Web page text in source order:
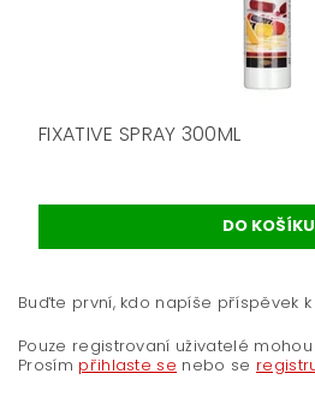
FIXATIVE SPRAY 300ML
Buďte první, kdo napíše příspěvek
Pouze registrovaní uživatelé
Prosím přihlaste se nebo se